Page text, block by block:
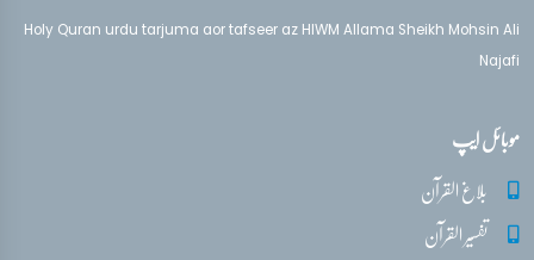
Holy Quran urdu tarjuma aor tafseer az HIWM Allama Sheikh Mohsin Ali
Najafi
موبائل ایپ
بلاغ القرآن
تفسیر القرآن